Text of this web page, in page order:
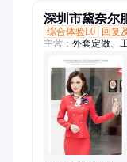
深圳市黛奈尔
综合体验L0
回复
主营： 外套定做、